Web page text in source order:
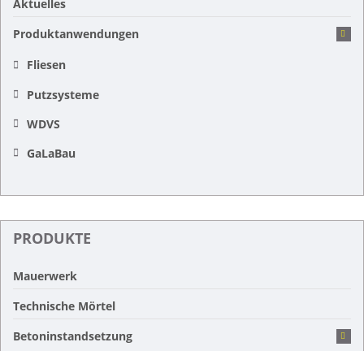
Aktuelles
Produktanwendungen
Fliesen
Putzsysteme
WDVS
GaLaBau
PRODUKTE
Mauerwerk
Technische Mörtel
Betoninstandsetzung